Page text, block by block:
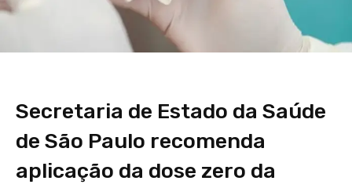
Secretaria de Estado da Saúde
de São Paulo recomenda
aplicação da dose zero da